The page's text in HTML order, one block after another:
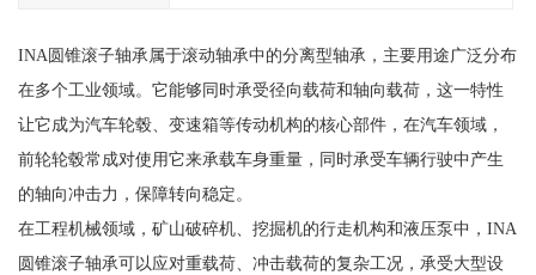
INA圆锥滚子轴承属于滚动轴承中的分离型轴承，主要用途广泛分布
在多个工业领域。它能够同时承受径向载荷和轴向载荷，这一特性
让它成为汽车轮毂、变速箱等传动机构的核心部件，在汽车领域，
前轮轮毂常成对使用它来承载车身重量，同时承受车辆行驶中产生
的轴向冲击力，保障转向稳定。
在工程机械领域，矿山破碎机、挖掘机的行走机构和液压泵中，INA
圆锥滚子轴承可以应对重载荷、冲击载荷的复杂工况，承受大型设